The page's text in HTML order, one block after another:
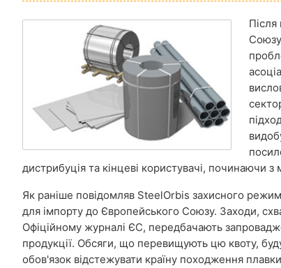
дистрибуція та кінцеві користувачі, починаючи
Як раніше повідомляв SteelOrbis захисного
для імпорту до Європейського Союзу. Заходи,
Офіційному журналі ЄС, передбачають
продукції. Обсяги, що перевищують цю квоту,
обов'язок відстежувати країну походження